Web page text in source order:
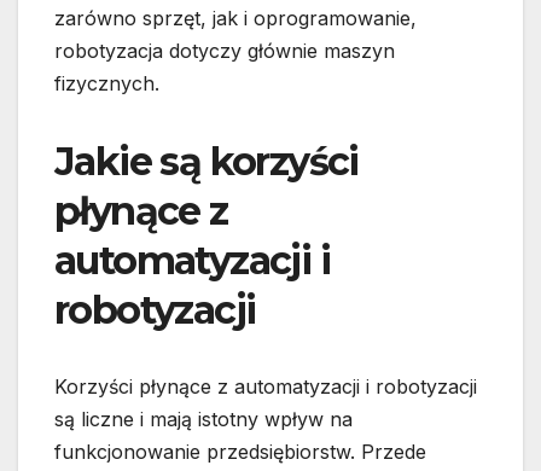
zarówno sprzęt, jak i oprogramowanie,
robotyzacja dotyczy głównie maszyn
fizycznych.
Jakie są korzyści
płynące z
automatyzacji i
robotyzacji
Korzyści płynące z automatyzacji i robotyzacji
są liczne i mają istotny wpływ na
funkcjonowanie przedsiębiorstw. Przede